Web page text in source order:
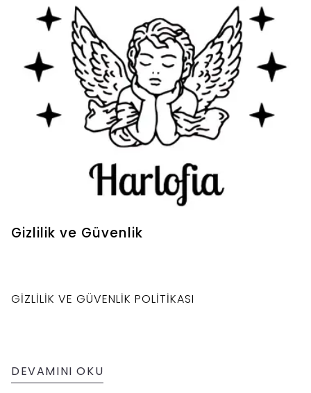
Gizlilik ve Güvenlik
GİZLİLİK VE GÜVENLİK POLİTİKASI
DEVAMINI OKU